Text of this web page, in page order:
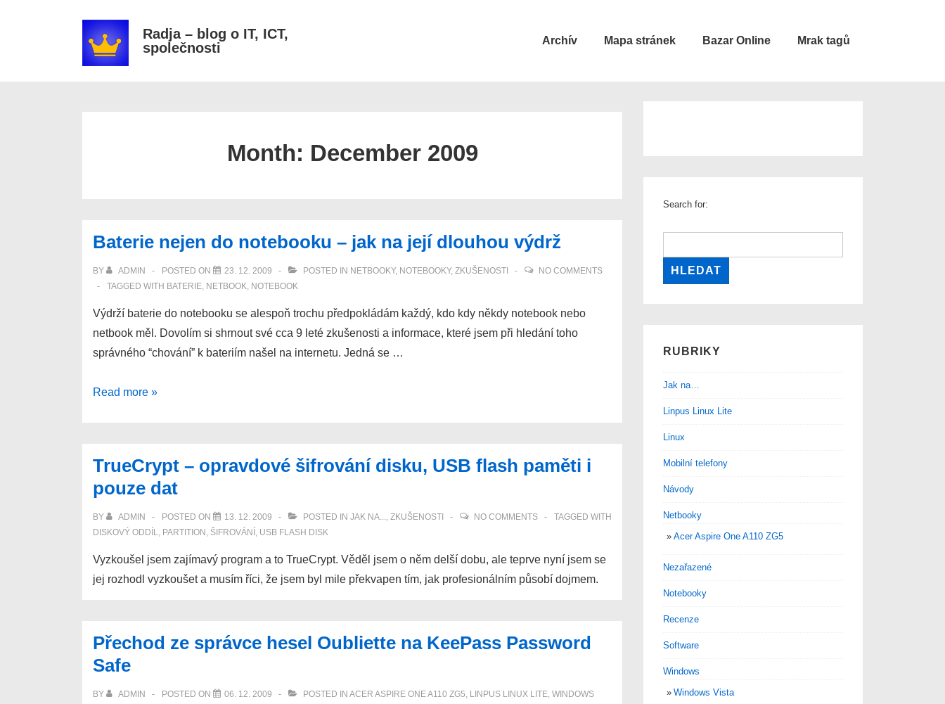
Radja – blog o IT, ICT,
společnosti
Archív Mapa stránek Bazar Online Mrak tagů
Month: December 2009
Baterie nejen do notebooku – jak na její dlouhou výdrž
BY ADMIN POSTED ON 23. 12. 2009 POSTED IN NETBOOKY, NOTEBOOKY, ZKUŠENOSTI
NO COMMENTS
TAGGED WITH BATERIE, NETBOOK, NOTEBOOK
Výdrží baterie do notebooku se alespoň trochu předpokládám každý, kdo kdy někdy notebook nebo
netbook měl. Dovolím si shrnout své cca 9 leté zkušenosti a informace, které jsem při hledání toho
správného “chování” k bateriím našel na internetu. Jedná se …
Baterie
–
jak
její
výdrž
Read more »
TrueCrypt – opravdové šifrování disku, USB flash paměti i
pouze dat
BY ADMIN POSTED ON 13. 12. 2009 POSTED IN JAK NA..., ZKUŠENOSTI NO COMMENTS
TAGGED WITH
DISKOVÝ ODDÍL, PARTITION , ŠIFROVÁNÍ , USB FLASH DISK
Vyzkoušel jsem zajímavý program a to TrueCrypt. Věděl jsem o něm delší dobu, ale teprve nyní jsem se
jej rozhodl vyzkoušet a musím říci, že jsem byl mile překvapen tím, jak profesionálním působí dojmem.
Přechod ze správce hesel Oubliette na KeePass Password
Safe
BY ADMIN POSTED ON 06. 12. 2009 POSTED IN ACER ASPIRE ONE A110 ZG5, LINPUS LINUX LITE, WINDOWS
Search for:
RUBRIKY
Jak na…
Linpus Linux Lite
Linux
Mobilní telefony
Návody
Netbooky
Acer Aspire One A110 ZG5
Nezařazené
Notebooky
Recenze
Software
Windows
Windows Vista